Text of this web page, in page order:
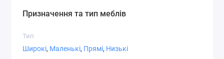
Призначення та тип меблів
Тип
Широкі, Маленькі, Прямі, Низькі